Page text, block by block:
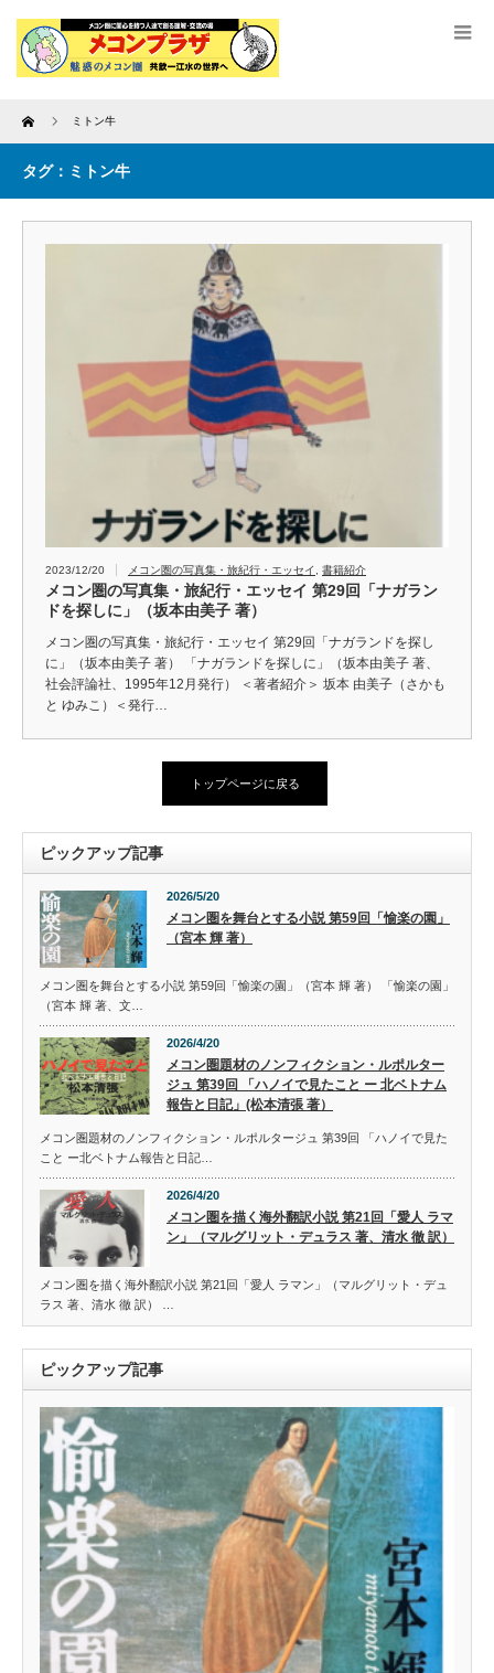
Home ミトン牛
タグ：ミトン牛
2023/12/20 メコン圏の写真集・旅紀行・エッセイ 書籍紹介
メコン圏の写真集・旅紀行・エッセイ 第29回「ナガラン
ドを探しに」（坂本由美子 著）
メコン圏の写真集・旅紀行・エッセイ 第29回「ナガランドを探し
に」（坂本由美子 著） 「ナガランドを探しに」（坂本由美子 著、
社会評論社、1995年12月発行） ＜著者紹介＞ 坂本 由美子（さかも
と ゆみこ）＜発行…
トップページに戻る
ピックアップ記事
2026/5/20
メコン圏を舞台とする小説 第59回「愉楽の園」
（宮本 輝 著）
メコン圏を舞台とする小説 第59回「愉楽の園」（宮本 輝 著） 「愉楽の園」
（宮本 輝 著、文…
2026/4/20
メコン圏題材のノンフィクション・ルポルター
ジュ 第39回 「ハノイで見たこと ー 北ベトナム
報告と日記」(松本清張 著）
メコン圏題材のノンフィクション・ルポルタージュ 第39回 「ハノイで見た
こと ー北ベトナム報告と日記…
2026/4/20
メコン圏を描く海外翻訳小説 第21回「愛人 ラマ
ン」（マルグリット・デュラス 著、清水 徹 訳）
メコン圏を描く海外翻訳小説 第21回「愛人 ラマン」（マルグリット・デュ
ラス 著、清水 徹 訳） …
ピックアップ記事